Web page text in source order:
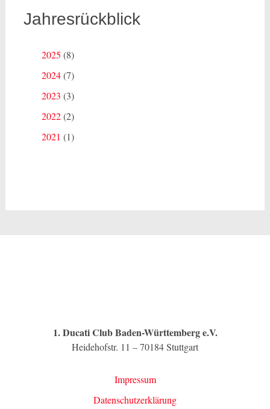
Jahresrückblick
2025 (8)
2024(7)
2023 (3)
2022(2)
2021 (1)
1. Ducati Club Baden-Württemberg e.V.
Heidehofstr. 11 – 70184 Stuttgart
Impressum
Datenschutzerklärung